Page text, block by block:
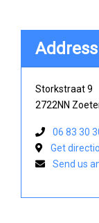
Address
Storkstraat 9
2722NN
06 83 30
Get
Send us